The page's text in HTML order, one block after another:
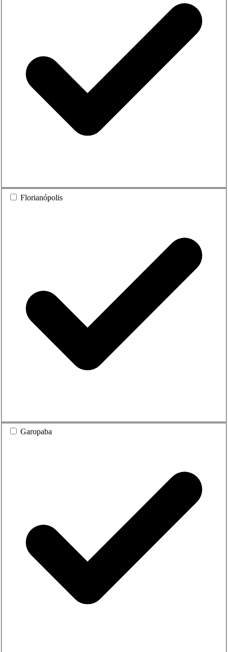
Florianópolis
Garopaba